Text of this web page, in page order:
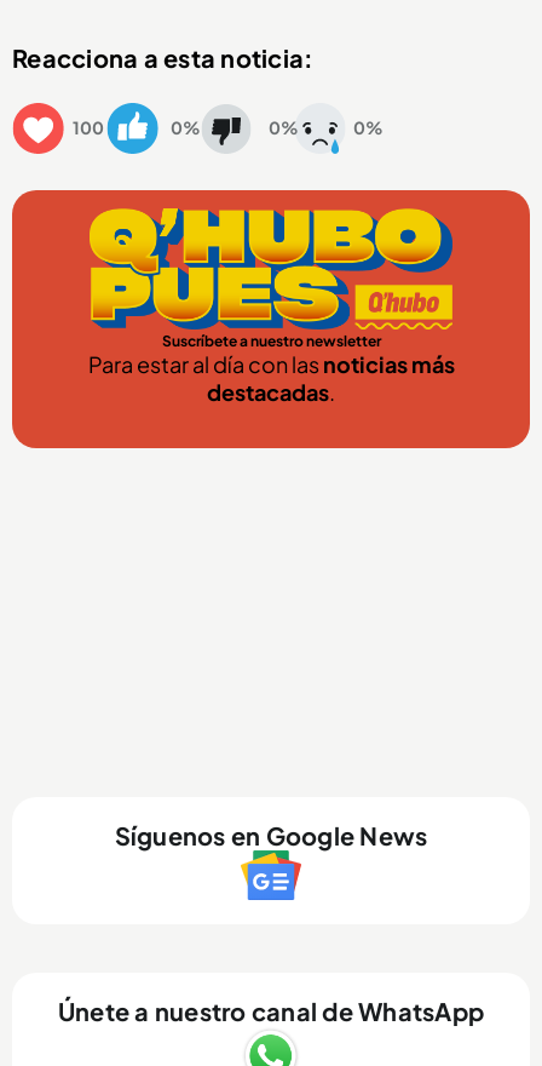
Reacciona a esta noticia:
100 0% 0% 0%
Suscríbete a nuestro newsletter
Para estar al día con lasnoticias más
destacadas.
Síguenos en Google News
Únete a nuestro canal de WhatsApp